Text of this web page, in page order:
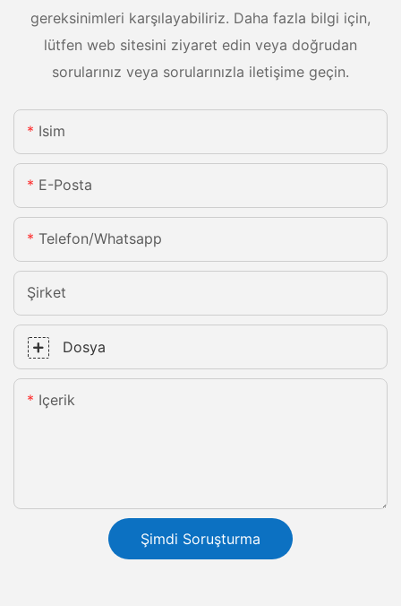
gereksinimleri karşılayabiliriz. Daha fazla bilgi için,
lütfen web sitesini ziyaret edin veya doğrudan
sorularınız veya sorularınızla iletişime geçin.
Isim
E-Posta
Telefon/whatsapp
Şirket
Dosya
Içerik
Şimdi Soruşturma